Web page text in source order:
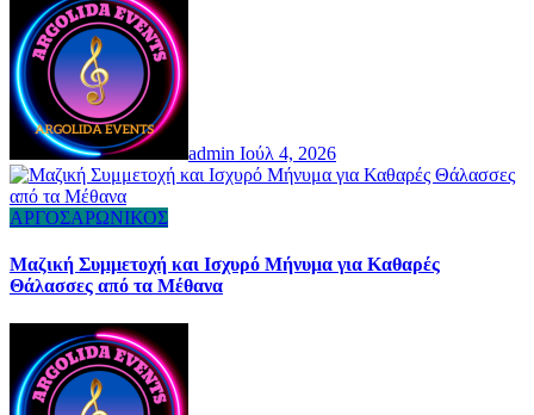
admin Ιούλ 4, 2026
ΑΡΓΟΣΑΡΩΝΙΚΟΣ
Μαζική Συμμετοχή και Ισχυρό Μήνυμα για Καθαρές
Θάλασσες από τα Μέθανα